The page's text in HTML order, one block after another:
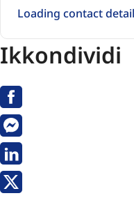
Loading contact
Ikkondividi
Facebook
Messenger
Linkedin
X